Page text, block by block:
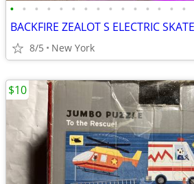
• • • • • • • • • • • • • • •
8/5 New York
$10